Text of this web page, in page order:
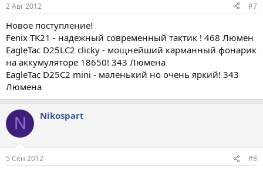
2 Авг 2012 #7
Новое поступление!
Fenix TK21 - надежный современный тактик ! 468 Люмен
EagleTac D25LC2 clicky - мощнейший карманный фонарик
на аккумуляторе 18650! 343 Люмена
EagleTac D25C2 mini - маленький но очень яркий! 343
Люмена
N Nikospart
5 Сен 2012 #8